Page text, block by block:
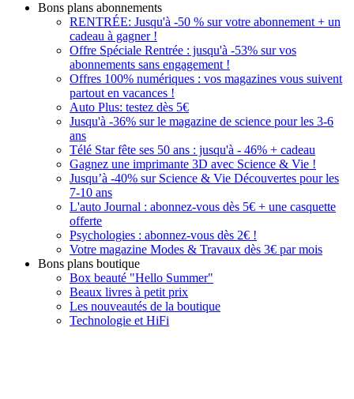
Bons plans abonnements
RENTRÉE: Jusqu'à -50 % sur votre abonnement + un
cadeau à gagner !
Offre Spéciale Rentrée : jusqu'à -53% sur vos
abonnements sans engagement !
Offres 100% numériques : vos magazines vous suivent
partout en vacances !
Auto Plus: testez dès 5€
Jusqu'à -36% sur le magazine de science pour les 3-6
ans
Télé Star fête ses 50 ans : jusqu'à - 46% + cadeau
Gagnez une imprimante 3D avec Science & Vie !
Jusqu’à -40% sur Science & Vie Découvertes pour les
7-10 ans
L'auto Journal : abonnez-vous dès 5€ + une casquette
offerte
Psychologies : abonnez-vous dès 2€ !
Votre magazine Modes & Travaux dès 3€ par mois
Bons plans boutique
Box beauté "Hello Summer"
Beaux livres à petit prix
Les nouveautés de la boutique
Technologie et HiFi